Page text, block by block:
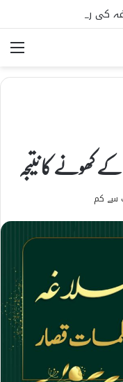
کی روشنی میں
سے کم